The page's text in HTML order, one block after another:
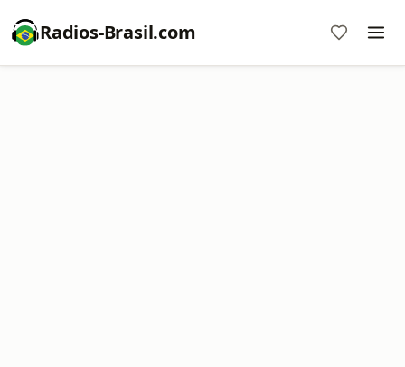
Radios-Brasil.com